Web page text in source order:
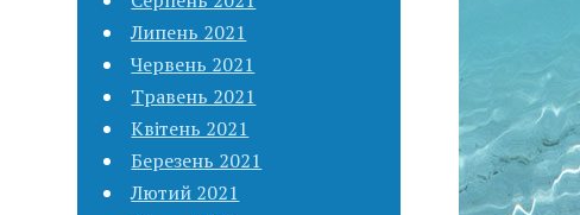
Липень 2021
Червень 2021
Травень 2021
Квітень 2021
Березень 2021
Лютий 2021